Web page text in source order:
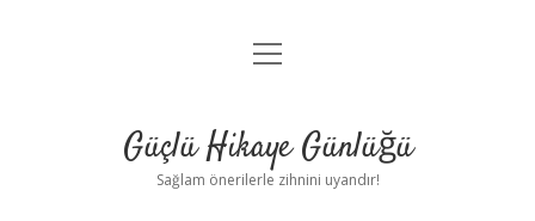
Anasayfa
Yasal Uyarı
menüyü
Güçlü Hikaye Günlüğü
Sağlam önerilerle zihnini uyandır!